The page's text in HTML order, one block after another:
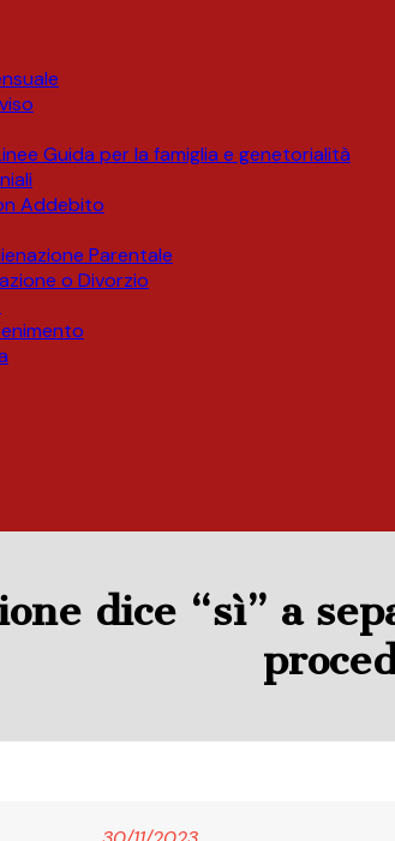
Guida per la famiglia e genetorialità
Addebito
Parentale
o Divorzio
dice “sì” a